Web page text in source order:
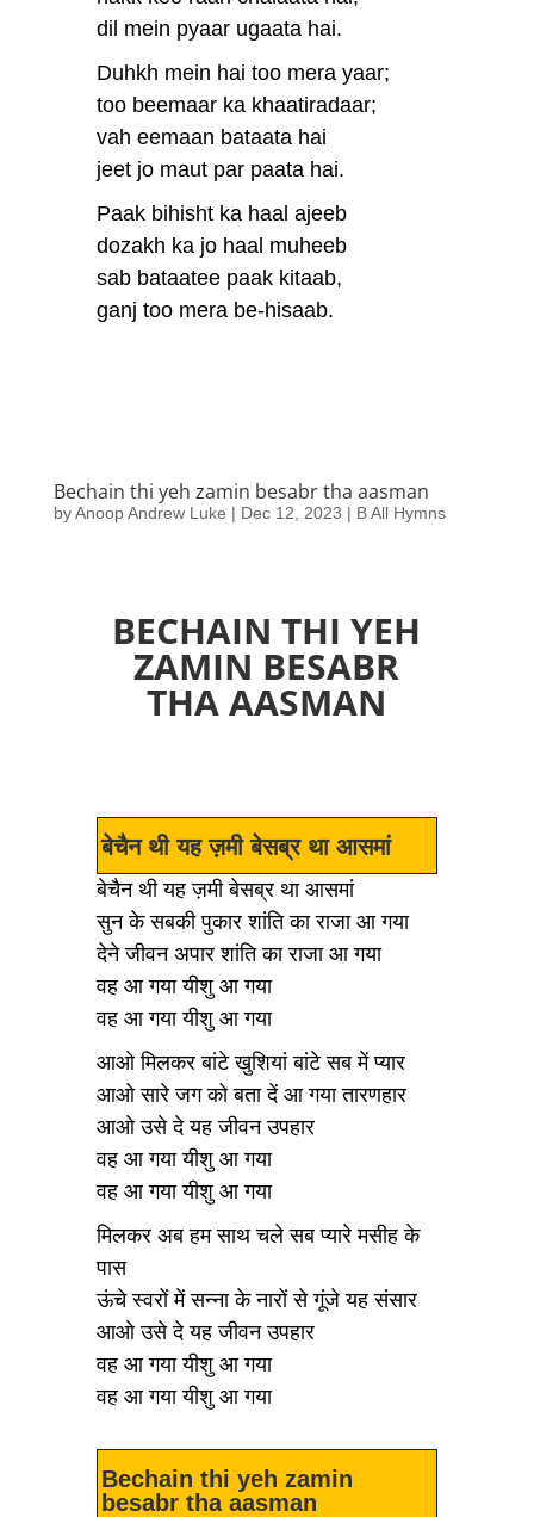
dil mein pyaar ugaata hai.
Duhkh mein hai too mera yaar;
too beemaar ka khaatiradaar;
vah eemaan bataata hai
jeet jo maut par paata hai.
Paak bihisht ka haal ajeeb
dozakh ka jo haal muheeb
sab bataatee paak kitaab,
ganj too mera be-hisaab.
Bechain thi yeh zamin besabr tha aasman
byAnoop Andrew Luke | Dec 12, 2023 | B All Hymns
BECHAIN THI YEH
ZAMIN BESABR
THA AASMAN
बेचैन थी यह ज़मी बेसब्र था आसमां
बेचैन थी यह ज़मी बेसब्र था आसमां
सुन के सबकी पुकार शांति का राजा आ गया
देने जीवन अपार शांति का राजा आ गया
वह आ गया यीशु आ गया
वह आ गया यीशु आ गया
आओ मिलकर बांटे खुशियां बांटे सब में प्यार
आओ सारे जग को बता दें आ गया तारणहार
आओ उसे दे यह जीवन उपहार
वह आ गया यीशु आ गया
वह आ गया यीशु आ गया
मिलकर अब हम साथ चले सब प्यारे मसीह के
पास
ऊंचे स्वरों में सन्ना के नारों से गूंजे यह संसार
आओ उसे दे यह जीवन उपहार
वह आ गया यीशु आ गया
वह आ गया यीशु आ गया
Bechain thi yeh zamin
besabr tha aasman